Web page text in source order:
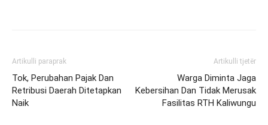
Artikulli paraprak
Tok, Perubahan Pajak Dan
Retribusi Daerah Ditetapkan
Naik
Artikulli tjetër
Warga Diminta Jaga
Kebersihan Dan Tidak Merusak
Fasilitas RTH Kaliwungu